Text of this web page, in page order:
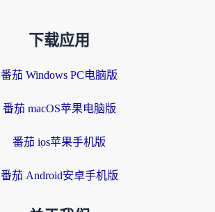
下载应用
番茄 Windows PC电脑版
番茄 macOS苹果电脑版
番茄 ios苹果手机版
番茄 Android安卓手机版